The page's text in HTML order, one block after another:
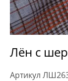
Лён с
Артикул